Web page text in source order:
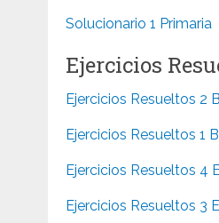
Solucionario 1 Primaria
Ejercicios
Ejercicios Resueltos 2
Ejercicios Resueltos 1
Ejercicios Resueltos 4
Ejercicios Resueltos 3